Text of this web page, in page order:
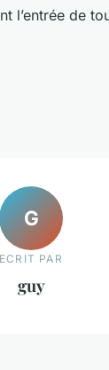
l’entrée de
G
ECRIT PAR
guy